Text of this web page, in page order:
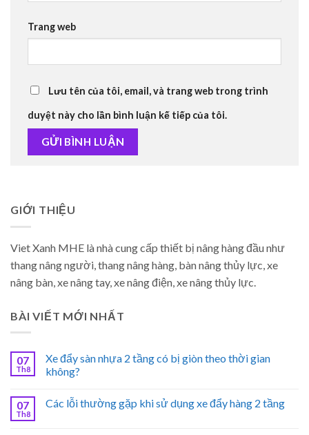
Trang web
Lưu tên của tôi, email, và trang web trong trình
duyệt này cho lần bình luận kế tiếp của tôi.
GIỚI THIỆU
Viet Xanh MHE là nhà cung cấp thiết bị nâng hàng đầu như
thang nâng người, thang nâng hàng, bàn nâng thủy lực, xe
nâng bàn, xe nâng tay, xe nâng điện, xe nâng thủy lực.
BÀI VIẾT MỚI NHẤT
07
Th8
Xe đẩy sàn nhựa 2 tầng có bị giòn theo thời gian
không?
07
Th8
Các lỗi thường gặp khi sử dụng xe đẩy hàng 2 tầng